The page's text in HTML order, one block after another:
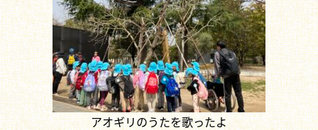
アオギリのうたを歌ったよ